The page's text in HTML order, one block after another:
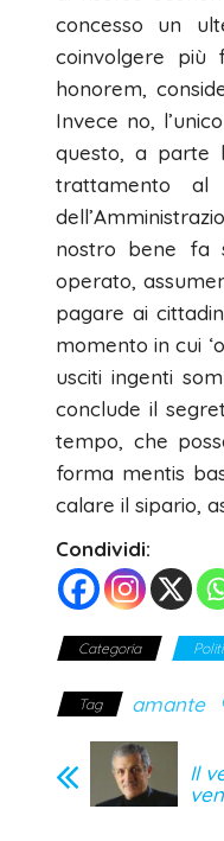
concesso un
coinvolgere più
honorem,
Invece no,
questo, a parte
trattamento al
nostro bene fa
operato,
pagare ai
momento in cui
usciti ingenti
conclude il
tempo, che
forma mentis
calare il sipario,
Condividi:
Categoria
Tag amante
Il